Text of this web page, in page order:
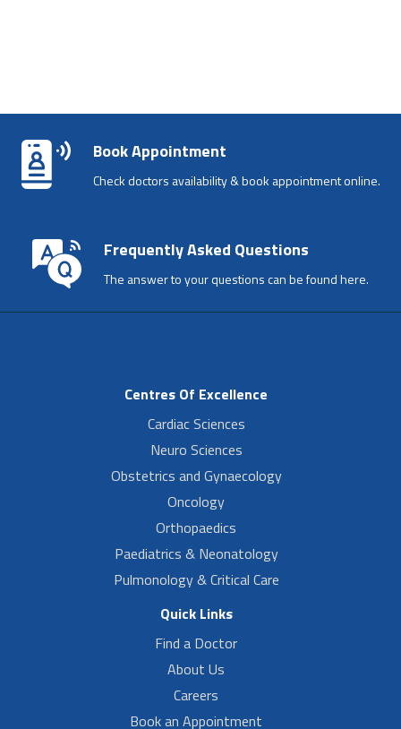
Book Appointment
Check doctors availability & book appointment online.
Frequently Asked Questions
The answer to your questions can be found here.
Centres Of Excellence
Cardiac Sciences
Neuro Sciences
Obstetrics and Gynaecology
Oncology
Orthopaedics
Paediatrics & Neonatology
Pulmonology & Critical Care
Quick Links
Find a Doctor
About Us
Careers
Book an Appointment